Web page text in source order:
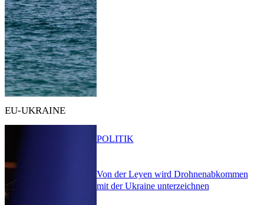
EU-UKRAINE
Von der Leyen wird Drohnenabkommen
mit der Ukraine unterzeichnen
POLITIK